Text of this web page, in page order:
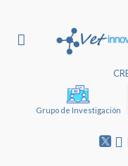
Grupo de Investigación